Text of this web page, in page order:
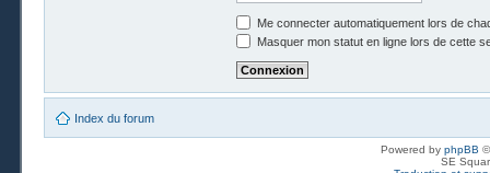
Me connecter automatiquement lors de
Masquer mon statut en ligne lors de cette
Index du forum
Powered by phpBB
SE